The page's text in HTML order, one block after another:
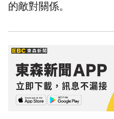
的敵對關係。